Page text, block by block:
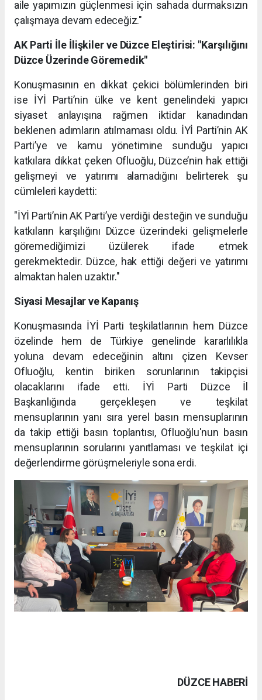
aile yapımızın güçlenmesi için sahada durmaksızın
çalışmaya devam edeceğiz."
AK Parti İle İlişkiler ve Düzce Eleştirisi: "Karşılığını
Düzce Üzerinde Göremedik"
Konuşmasının en dikkat çekici bölümlerinden biri
ise İYİ Parti’nin ülke ve kent genelindeki yapıcı
siyaset anlayışına rağmen iktidar kanadından
beklenen adımların atılmaması oldu. İYİ Parti’nin AK
Parti’ye ve kamu yönetimine sunduğu yapıcı
katkılara dikkat çeken Ofluoğlu, Düzce’nin hak ettiği
gelişmeyi ve yatırımı alamadığını belirterek şu
cümleleri kaydetti:
"İYİ Parti’nin AK Parti’ye verdiği desteğin ve sunduğu
katkıların karşılığını Düzce üzerindeki gelişmelerle
göremediğimizi üzülerek ifade etmek
gerekmektedir. Düzce, hak ettiği değeri ve yatırımı
almaktan halen uzaktır."
Siyasi Mesajlar ve Kapanış
Konuşmasında İYİ Parti teşkilatlarının hem Düzce
özelinde hem de Türkiye genelinde kararlılıkla
yoluna devam edeceğinin altını çizen Kevser
Ofluoğlu, kentin biriken sorunlarının takipçisi
olacaklarını ifade etti. İYİ Parti Düzce İl
Başkanlığında gerçekleşen ve teşkilat
mensuplarının yanı sıra yerel basın mensuplarının
da takip ettiği basın toplantısı, Ofluoğlu'nun basın
mensuplarının sorularını yanıtlaması ve teşkilat içi
değerlendirme görüşmeleriyle sona erdi.
DÜZCE HABERİ